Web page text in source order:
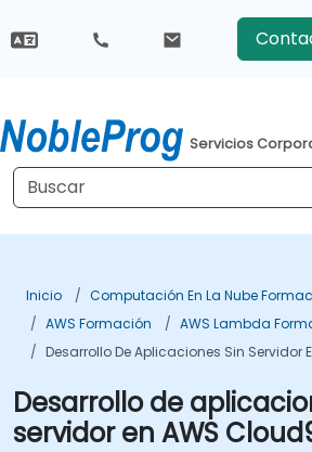
Servicios
Inicio
Computación En La Nube
AWS Formación
AWS Lambda
Desarrollo De Aplicaciones Sin Servidor
Desarrollo de
servidor en AWS